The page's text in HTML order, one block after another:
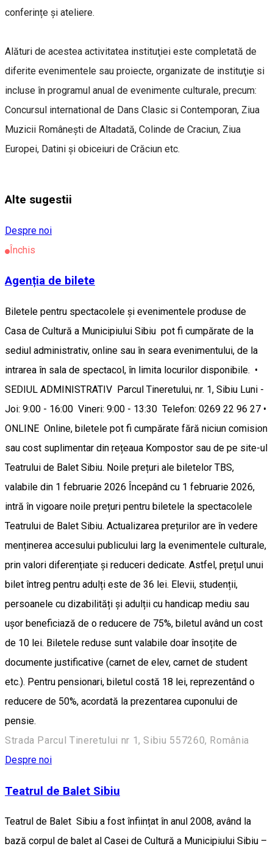
conferințe și ateliere.
Alături de acestea activitatea instituţiei este completată de
diferite evenimentele sau proiecte, organizate de instituţie si
incluse în programul anual de evenimente culturale, precum:
Concursul international de Dans Clasic si Contemporan, Ziua
Muzicii Românești de Altadată, Colinde de Craciun, Ziua
Europei, Datini și obiceiuri de Crăciun etc.
Alte sugestii
Despre noi
Închis
Agenția de bilete
Biletele pentru spectacolele și evenimentele produse de
Casa de Cultură a Municipiului Sibiu pot fi cumpărate de la
sediul administrativ, online sau în seara evenimentului, de la
intrarea în sala de spectacol, în limita locurilor disponibile. •
SEDIUL ADMINISTRATIV Parcul Tineretului, nr. 1, Sibiu Luni -
Joi: 9:00 - 16:00 Vineri: 9:00 - 13:30 Telefon: 0269 22 96 27 •
ONLINE Online, biletele pot fi cumpărate fără niciun comision
sau cost suplimentar din rețeaua Kompostor sau de pe site-ul
Teatrului de Balet Sibiu. Noile prețuri ale biletelor TBS,
valabile din 1 februarie 2026 Începând cu 1 februarie 2026,
intră în vigoare noile prețuri pentru biletele la spectacolele
Teatrului de Balet Sibiu. Actualizarea prețurilor are în vedere
menținerea accesului publicului larg la evenimentele culturale,
prin valori diferențiate și reduceri dedicate. Astfel, prețul unui
bilet întreg pentru adulți este de 36 lei. Elevii, studenții,
persoanele cu dizabilități și adulții cu handicap mediu sau
ușor beneficiază de o reducere de 75%, biletul având un cost
de 10 lei. Biletele reduse sunt valabile doar însoțite de
documente justificative (carnet de elev, carnet de student
etc.). Pentru pensionari, biletul costă 18 lei, reprezentând o
reducere de 50%, acordată la prezentarea cuponului de
pensie.
Strada Parcul Tineretului nr 1, Sibiu 557260, România
Despre noi
Teatrul de Balet Sibiu
Teatrul de Balet Sibiu a fost înființat în anul 2008, având la
bază corpul de balet al Casei de Cultură a Municipiului Sibiu –